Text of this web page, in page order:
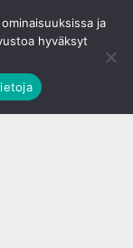
ja
hyväksyt